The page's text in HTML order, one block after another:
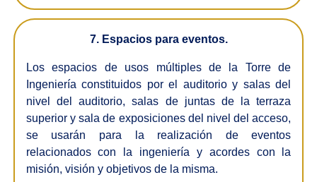
7. Espacios para eventos.
Los espacios de usos múltiples de la Torre de
Ingeniería constituidos por el auditorio y salas del
nivel del auditorio, salas de juntas de la terraza
superior y sala de exposiciones del nivel del acceso,
se usarán para la realización de eventos
relacionados con la ingeniería y acordes con la
misión, visión y objetivos de la misma.